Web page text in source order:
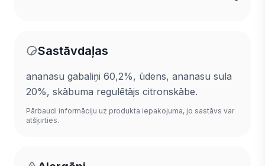
Sastāvdaļas
ananasu gabaliņi 60,2%, ūdens, ananasu sula
20%, skābuma regulētājs citronskābe.
Pārbaudi informāciju uz produkta iepakojuma, jo sastāvs var
atšķirties.